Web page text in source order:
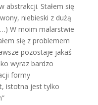
abstrakcji. Stałem się
niebieski z dużą
W moim malarstwie
się z problemem
pozostaje jakaś
wyraz bardzo
formy
istotna jest tylko